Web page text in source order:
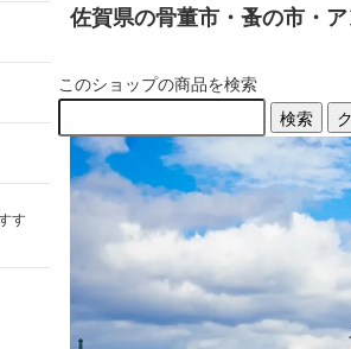
佐賀県の骨董市・蚤の市・
このショップの商品を検索
検索
す